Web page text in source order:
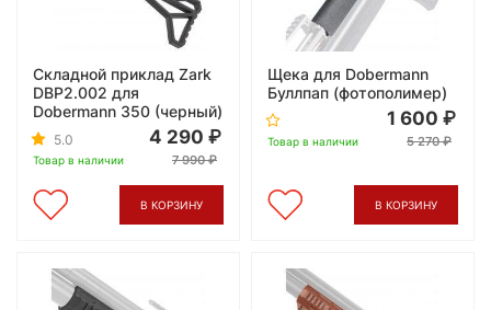
Складной приклад Zark
DBP2.002 для
Dobermann 350 (черный)
5.0
Товар в наличии
4 290
7 990
В КОРЗИНУ
Щека для Dobermann
Буллпап (фотополимер)
Товар в наличии
1 600
5 270
В КОРЗИНУ